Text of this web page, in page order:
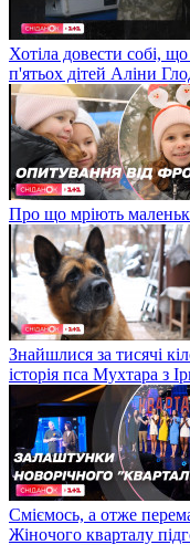
Хотіла довести собі,
п'ятьох дітей Аліни
Про що мріють
Знайшлися за тисячі
історія пса Мухтара з
Сміємось, а отже
Жіночого кварталу